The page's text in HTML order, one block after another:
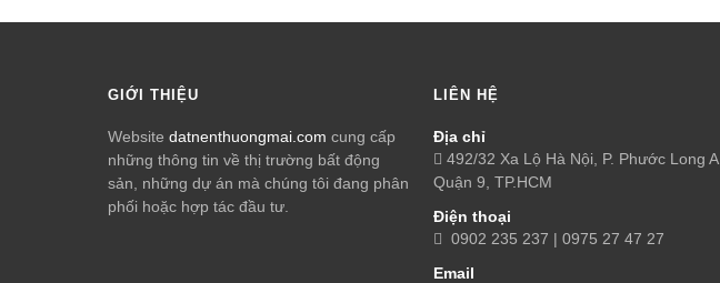
GIỚI THIỆU
Website datnenthuongmai.com cung cấp
những thông tin về thị trường bất động
sản, những dự án mà chúng tôi đang phân
phối hoặc hợp tác đầu tư.
LIÊN HỆ
Địa chỉ
492/32 Xa Lộ Hà Nội, P. Phước Long A,
Quận 9, TP.HCM
Điện thoại
0902 235 237 | 0975 27 47 27
Email